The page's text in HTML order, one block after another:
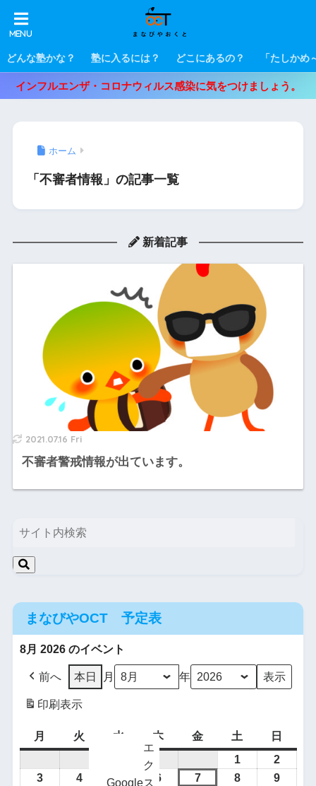
どんな塾かな？ 塾に入るには？ どこにあるの？ 「たしかめ
インフルエンザ・コロナウィルス感染に気をつけましょう。
ホーム
「不審者情報」の記事一覧
新着記事
2021.07.16 Fri
不審者警戒情報が出ています。
まなびやOCT 予定表
8月 2026 のイベント
前へ 本日 月 年
印刷表示
Google
エ
ク
ス
月 火 水 木 金 土
日
1
2
3
4 5 6 7 8
9